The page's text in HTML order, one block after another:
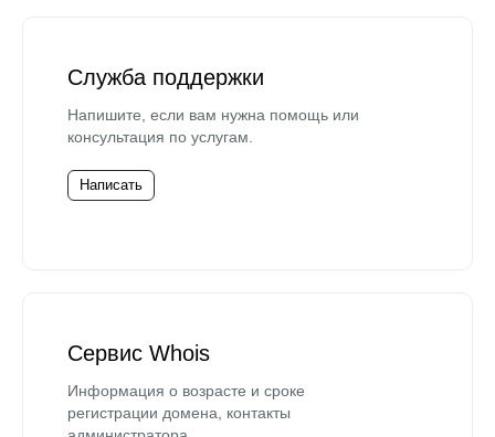
Служба поддержки
Напишите, если вам нужна помощь или
консультация по услугам.
Написать
Сервис Whois
Информация о возрасте и сроке
регистрации домена, контакты